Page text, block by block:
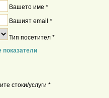
Вашето име *
Вашият email *
Тип посетител *
стоки/услуги *